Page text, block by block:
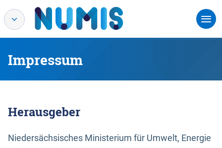
Impressum
Herausgeber
Niedersächsisches Ministerium für Umwelt, Energie